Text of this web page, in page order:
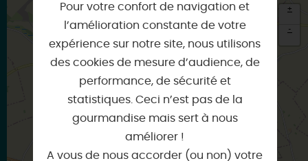
Itinéraire vers
COINCES
+
-
Pour votre confort de navigation et
l’amélioration constante de votre
expérience sur notre site, nous utilisons
des cookies de mesure d’audience, de
performance, de sécurité et
statistiques. Ceci n’est pas de la
gourmandise mais sert à nous
améliorer !
A vous de nous accorder (ou non) votre